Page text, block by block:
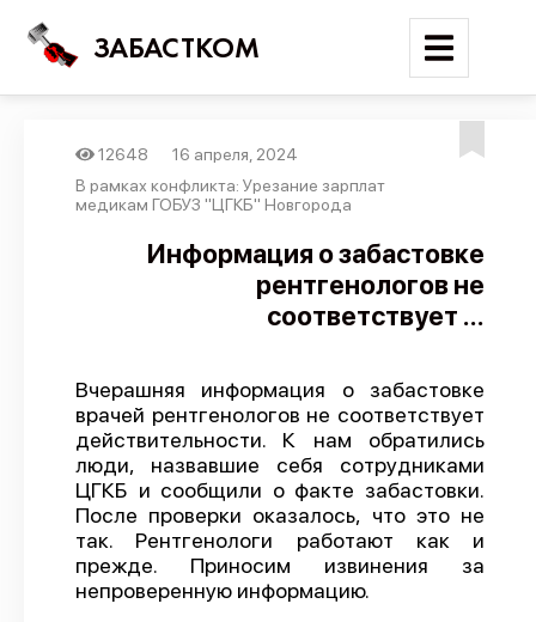
ЗАБАСТКОМ
Войти
Поиск
Новости
Карта событий
Отчеты
Предложить публикацию
Справочник
API
О проекте
Политика конфиденциальности
12648
16 апреля, 2024
В рамках конфликта: Урезание зарплат
медикам ГОБУЗ "ЦГКБ" Новгорода
Информация о забастовке
рентгенологов не
соответствует ...
Вчерашняя информация о забастовке
врачей рентгенологов не соответствует
действительности. К нам обратились
люди, назвавшие себя сотрудниками
ЦГКБ и сообщили о факте забастовки.
После проверки оказалось, что это не
так. Рентгенологи работают как и
прежде. Приносим извинения за
непроверенную информацию.